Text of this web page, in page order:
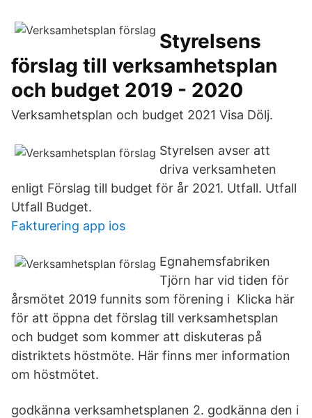
Styrelsens
förslag till verksamhetsplan
och budget 2019 - 2020
Verksamhetsplan och budget 2021 Visa Dölj.
Styrelsen avser att
driva verksamheten
enligt Förslag till budget för år 2021. Utfall. Utfall
Utfall Budget.
Fakturering app ios
Egnahemsfabriken
Tjörn har vid tiden för
årsmötet 2019 funnits som förening i Klicka här
för att öppna det förslag till verksamhetsplan
och budget som kommer att diskuteras på
distriktets höstmöte. Här finns mer information
om höstmötet.
godkänna verksamhetsplanen 2. godkänna den i